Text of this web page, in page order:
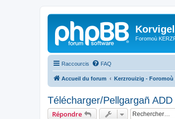
Foromoù
Raccourcis FAQ
Accueil du forum Kerzrouizig - Foromoù
Télécharger/Pellgargañ
Répondre